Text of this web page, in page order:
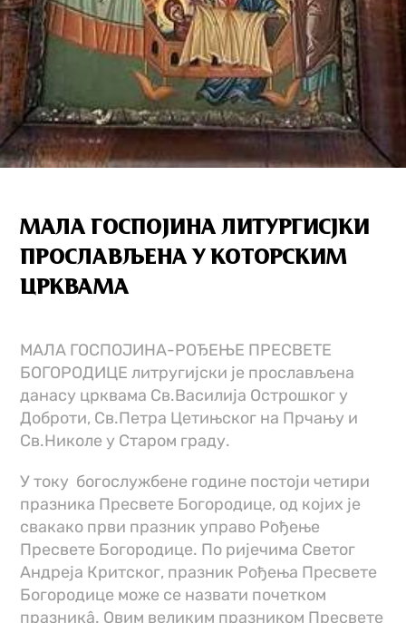
МАЛА ГОСПОЈИНА ЛИТУРГИСЈКИ
ПРОСЛАВЉЕНА У КОТОРСКИМ
ЦРКВАМА
МАЛА ГОСПОЈИНА-РОЂЕЊЕ ПРЕСВЕТЕ
БОГОРОДИЦЕ литругијски је прослављена
данасу црквама Св.Василија Острошког у
Доброти, Св.Петра Цетињског на Прчању и
Св.Николе у Старом граду.
У току богослужбене године постоји четири
празника Пресвете Богородице, од којих је
свакако први празник управо Рођење
Пресвете Богородице. По ријечима Светог
Андреја Критског, празник Рођења Пресвете
Богородице може се назвати почетком
празникâ. Овим великим празником Пресвете